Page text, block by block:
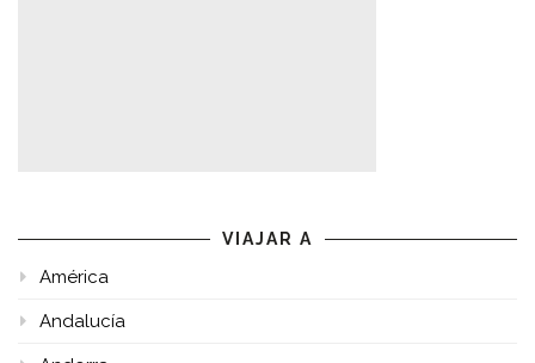
VIAJAR A
América
Andalucía